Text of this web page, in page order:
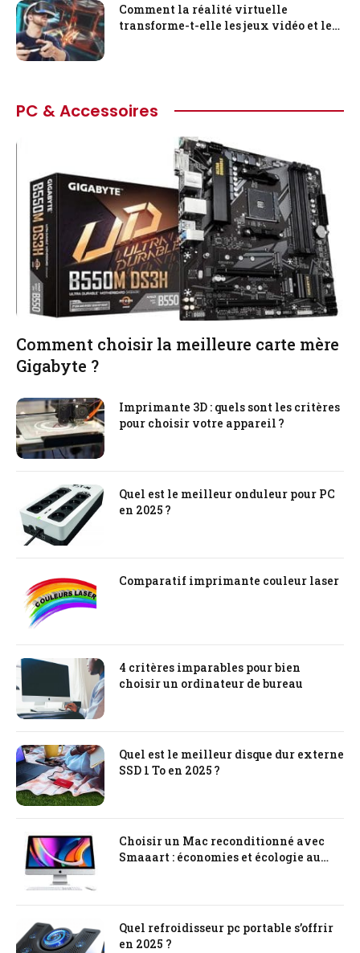
Comment la réalité virtuelle
transforme-t-elle les jeux vidéo et les
PC & Accessoires
Comment choisir la meilleure carte mère
Gigabyte ?
Imprimante 3D : quels sont les critères
pour choisir votre appareil ?
Quel est le meilleur onduleur pour PC
en 2025 ?
Comparatif imprimante couleur laser
4 critères imparables pour bien
choisir un ordinateur de bureau
Quel est le meilleur disque dur externe
SSD 1 To en 2025 ?
Choisir un Mac reconditionné avec
Smaaart : économies et écologie au
Quel refroidisseur pc portable s’offrir
en 2025 ?